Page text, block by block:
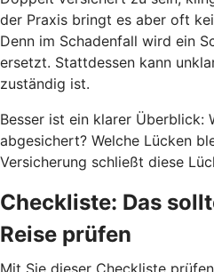
der Praxis bringt es aber oft
Denn im Schadenfall wird ein
ersetzt. Stattdessen kann
zuständig ist.
Besser ist ein klarer Überblick:
abgesichert? Welche Lücken
Versicherung schließt diese
Checkliste: Das
Reise prüfen
Mit Sie dieser Checkliste